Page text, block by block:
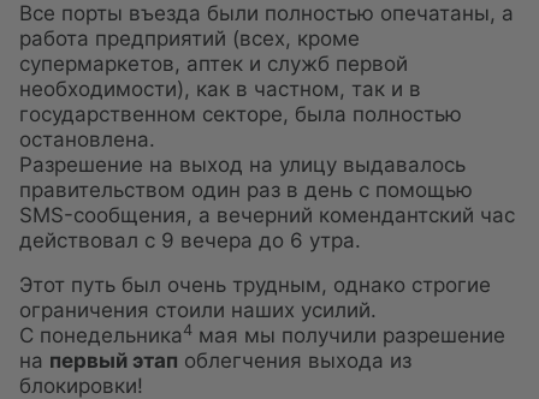
ОТЕЛЬ
ЛЮКСЫ
ПРЕДЛОЖЕНИЯ
ФОТОГАЛЕРЕЯ
СВЯЖИТЕСЬ С
Все порты въезда были полностью опечатаны, а
работа предприятий (всех, кроме
супермаркетов, аптек и служб первой
необходимости), как в частном, так и в
государственном секторе, была полностью
остановлена.
Разрешение на выход на улицу выдавалось
правительством один раз в день с помощью
SMS-сообщения, а вечерний комендантский час
действовал с 9 вечера до 6 утра.
Этот путь был очень трудным, однако строгие
ограничения стоили наших усилий.
С понедельника4 мая мы получили разрешение
на первый этап облегчения выхода из
блокировки!